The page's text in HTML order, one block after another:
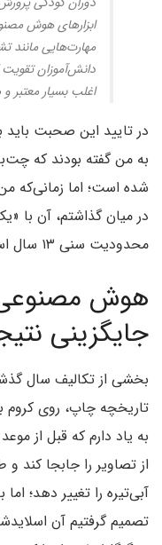
ابزارهای هوش
مهارت‌هایی مانند
دانش‌آموزان
اغلب بسیار معتبر
در تایید این صحبت باید
شده است؛ اما زمانی‌که
در میان گذاشتم، آن
محدودیت سنی ۱۳ سال است.
هوش
جایگزینی
بخشی از تکالیف سال
تاریخچه‌ چاپ، روی
به یاد دارم که قبل از
از تصاویر را جابجا
آبی‌تیره را تغییر دهد؛
تصمیم گرفتیم آن